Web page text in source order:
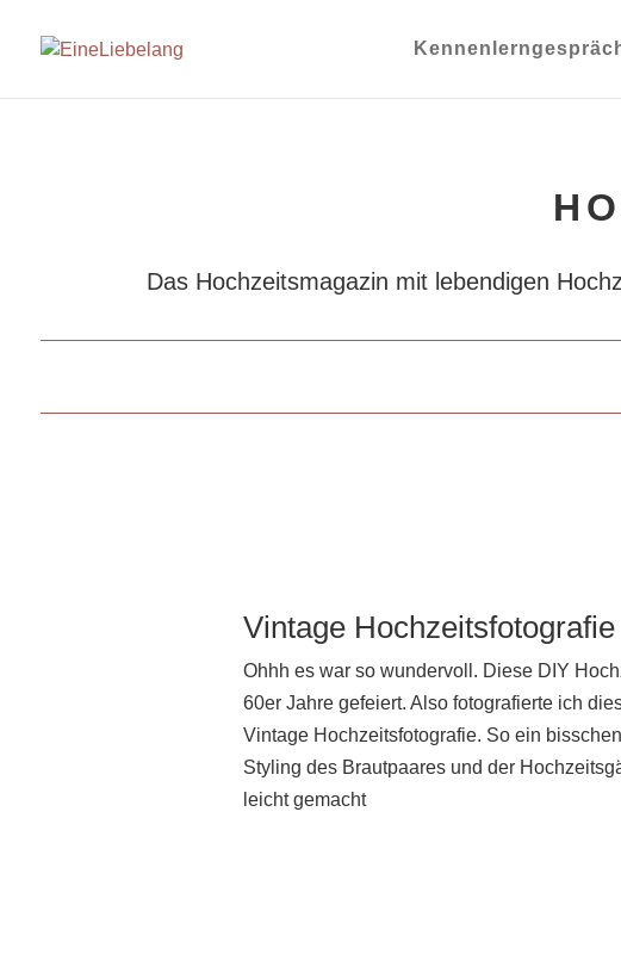
Das Hochzeitsmagazin mit lebendigen
Vintage Hochzeitsfotografie
Ohhh es war so wundervoll. Diese DIY
60er Jahre gefeiert. Also fotografierte ich
Vintage Hochzeitsfotografie. So ein
Styling des Brautpaares und der
leicht gemacht